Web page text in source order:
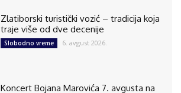
Zlatiborski turistički vozić – tradicija koja
traje više od dve decenije
Slobodno vreme 6. avgust 2026.
Koncert Bojana Marovića 7. avgusta na